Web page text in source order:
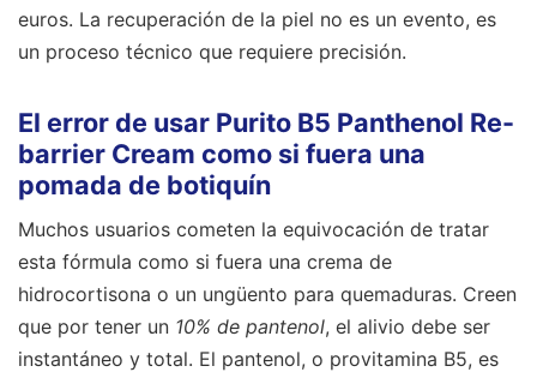
euros. La recuperación de la piel no es un evento, es
un proceso técnico que requiere precisión.
El error de usar Purito B5 Panthenol Re-
barrier Cream como si fuera una
pomada de botiquín
Muchos usuarios cometen la equivocación de tratar
esta fórmula como si fuera una crema de
hidrocortisona o un ungüento para quemaduras. Creen
que por tener un 10% de pantenol, el alivio debe ser
instantáneo y total. El pantenol, o provitamina B5, es